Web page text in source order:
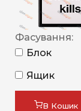
Фасування:
Блок
Ящик
В Кошик